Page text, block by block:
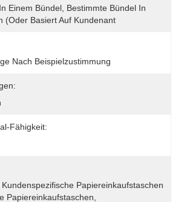
Einem Bündel, Bestimmte Bündel In
(oder Basiert Auf Kundenant
Nach Beispielzustimmung
Fähigkeit:
Papiereinkaufstaschen
Papiereinkaufstaschen